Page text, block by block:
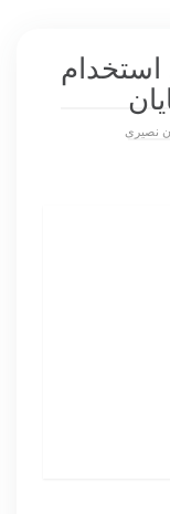
استخدام
نصیری